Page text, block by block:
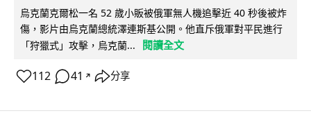
烏克蘭克爾松一名 52 歲小販被俄軍無人機追擊近 40 秒後被炸
傷，影片由烏克蘭總統澤連斯基公開。他直斥俄軍對平民進行
「狩獵式」攻擊，烏克蘭...
閱讀全文
112 41 ↗ 分享